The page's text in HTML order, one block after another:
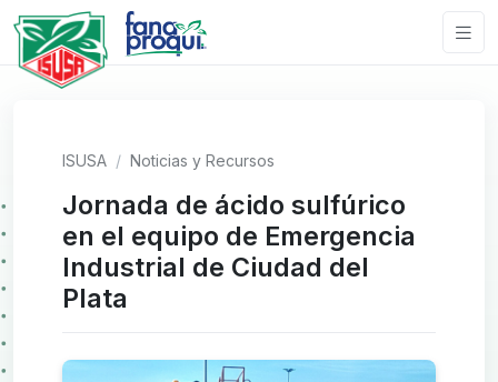
ISUSA Noticias y Recursos
Jornada de ácido sulfúrico
en el equipo de Emergencia
Industrial de Ciudad del
Plata